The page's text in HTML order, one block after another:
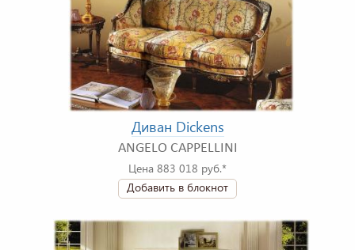
Диван Dickens
ANGELO CAPPELLINI
Цена 883 018 руб.*
Добавить в блокнот